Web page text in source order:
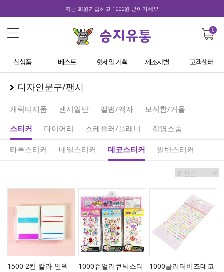
지금 회원가입하고 1000원 받아가세요
0
신상품 베스트 핫세일 기획 제조사별 고객센터
디자인문구/팬시
캐릭터제품 팬시일반 앨범/액자
보석함/거울
스티커
다이어리 스케쥴러/플래너 촬영소품
타투스티커 네일스티커 데코스티커 일반스티커
1500 2칸 칼라 인덱
1000쥬얼리큐빅스티
1000글리터비즈데코